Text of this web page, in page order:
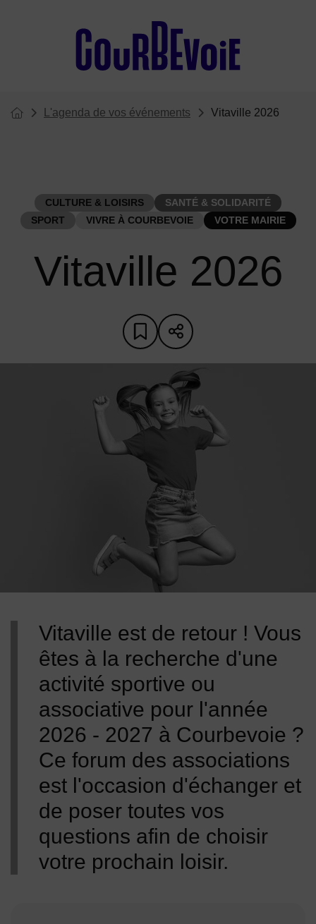
Vous êtes ici :
Page d'accueil du site
L'agenda de vos événements Vitaville 2026
Vitaville 2026
CULTURE & LOISIRS
SANTÉ & SOLIDARITÉ
SPORT
VIVRE À COURBEVOIE VOTRE MAIRIE
Ajouter aux favoris
Partager sur les
Vitaville est de retour ! Vous
êtes à la recherche d'une
activité sportive ou
associative pour l'année
2026 - 2027 à Courbevoie ?
Ce forum des associations
est l'occasion d'échanger et
de poser toutes vos
questions afin de choisir
votre prochain loisir.